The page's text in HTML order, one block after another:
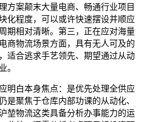
方案颠末大量电商、畅通行业项目
化程度，可以或许快速摆设并顺应
期相对清晰。第三，正在应对海量
商物流场景方面，具有无人可及的
适合逃求手艺领先、期望通过从动
。
白本身焦点：是优先处理全供应
是聚焦于仓库内部功课的从动化、
堃物流这类具备分析办事能力的运